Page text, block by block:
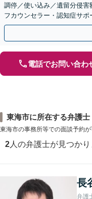
調停／使い込み／遺留分侵
フカウンセラー・認知症サ
続もお任せください」【当
電話でお問い合わ
東海市に所在する弁護士
東海市の事務所等での面談予約が
2 人の弁護士が見つかり
長
弁護